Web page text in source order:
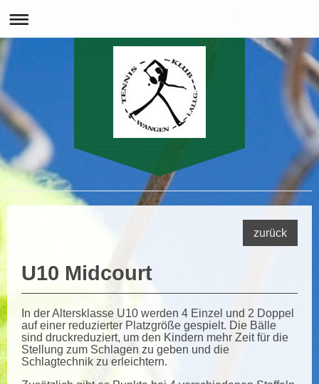
Herzlich Willkommen beim Tennisclub 1903 Wangen im Allgäu e.V.
zurück
U10 Midcourt
In der Altersklasse U10 werden 4 Einzel und 2 Doppel
auf einer reduzierter Platzgröße gespielt. Die Bälle
sind druckreduziert, um den Kindern mehr Zeit für die
Stellung zum Schlagen zu geben und die
Schlagtechnik zu erleichtern.